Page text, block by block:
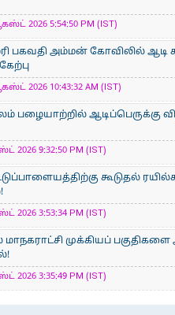
2026 5:54:50 PM (IST)
பகவதி அம்மன் கோவிலில் ஆடி
2026 10:43:32 AM (IST)
பழையாற்றில் ஆடிப்பெருக்கு
9:32:50 PM (IST)
கூடுதல்
3:53:34 PM (IST)
முக்கியப்
3:35:49 PM (IST)